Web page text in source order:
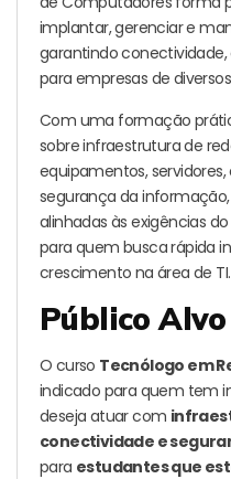
implantar, gerenciar e
garantindo
para empresas de
Com uma formação
sobre infraestrutura de
equipamentos,
segurança da
alinhadas às exigências
para quem busca rápida
crescimento na área de TI.
Público Alvo
O curso Tecnólogo em
indicado para quem tem
deseja atuar com
conectividade e
para estudantes que